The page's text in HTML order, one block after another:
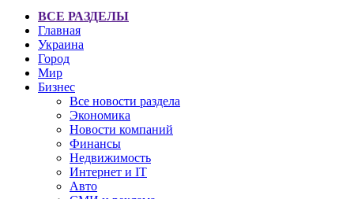
ВСЕ РАЗДЕЛЫ
Главная
Украина
Город
Мир
Бизнес
Все новости раздела
Экономика
Новости компаний
Финансы
Недвижимость
Интернет и IT
Авто